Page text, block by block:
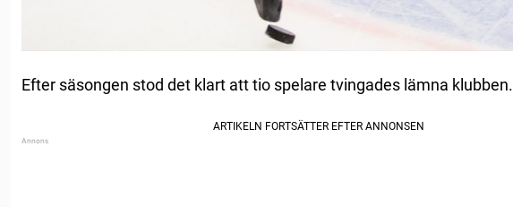
Efter säsongen stod det klart att tio spelare tvingades lämna klubben.